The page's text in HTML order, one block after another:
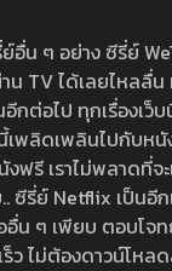
น ๆ อย่าง ซีรี่ย์
น TV ได้เลยไหลลื่
ต่อไป ทุกเรื่องเว็
พลิดเพลินไปกับห
ฟรี เราไม่พลาดที่
.. ซีรี่ย์ Netflix เป็น
น ๆ เพียบ ตอบโจท
ว ไม่ต้องดาวน์โห